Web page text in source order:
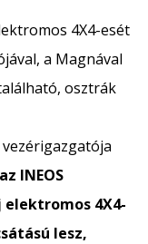
4X4-esét
a Magnával
osztrák
vezérigazgatója
INEOS
4X4-
lesz,